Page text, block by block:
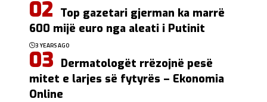
Top gazetari gjerman ka marrë
600 mijë euro nga aleati i Putinit
3 YEARS AGO
Dermatologët rrëzojnë pesë
mitet e larjes së fytyrës – Ekonomia
Online